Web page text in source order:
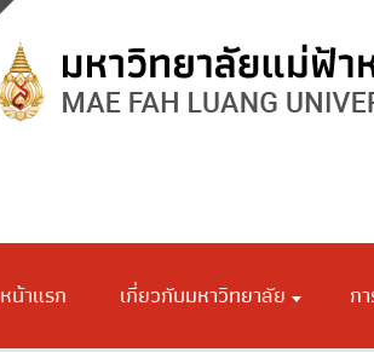
หน้าแรก เกี่ยวกับมหาวิทยาลัย ก